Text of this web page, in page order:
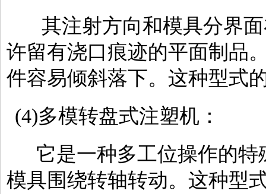
其注射方向和模具分界面
许留有浇口痕迹的平面制品
件容易倾斜落下。这种型式
(4)多模转盘式注塑机：
它是一种多工位操作的特
模具围绕转轴转动。这种型